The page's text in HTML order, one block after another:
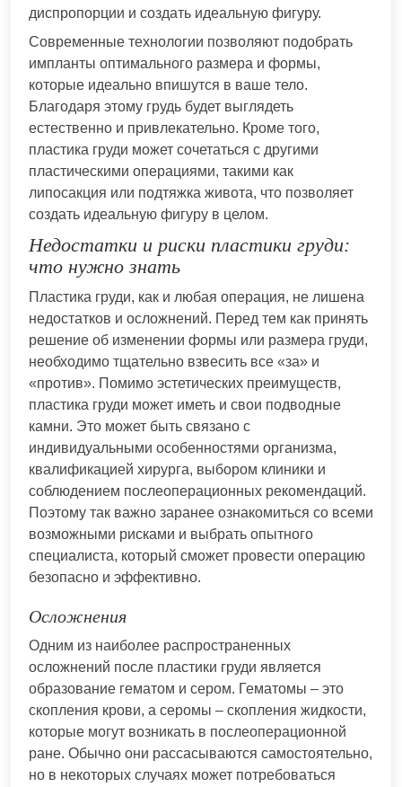
диспропорции и создать идеальную фигуру.
Современные технологии позволяют подобрать
импланты оптимального размера и формы,
которые идеально впишутся в ваше тело.
Благодаря этому грудь будет выглядеть
естественно и привлекательно. Кроме того,
пластика груди может сочетаться с другими
пластическими операциями, такими как
липосакция или подтяжка живота, что позволяет
создать идеальную фигуру в целом.
Недостатки и риски пластики груди:
что нужно знать
Пластика груди, как и любая операция, не лишена
недостатков и осложнений. Перед тем как принять
решение об изменении формы или размера груди,
необходимо тщательно взвесить все «за» и
«против». Помимо эстетических преимуществ,
пластика груди может иметь и свои подводные
камни. Это может быть связано с
индивидуальными особенностями организма,
квалификацией хирурга, выбором клиники и
соблюдением послеоперационных рекомендаций.
Поэтому так важно заранее ознакомиться со всеми
возможными рисками и выбрать опытного
специалиста, который сможет провести операцию
безопасно и эффективно.
Осложнения
Одним из наиболее распространенных
осложнений после пластики груди является
образование гематом и сером. Гематомы – это
скопления крови, а серомы – скопления жидкости,
которые могут возникать в послеоперационной
ране. Обычно они рассасываются самостоятельно,
но в некоторых случаях может потребоваться